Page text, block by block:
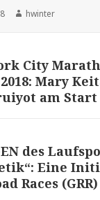
Autor
hwinter
City
Mary
am Start
des
Eine
Races (GRR)